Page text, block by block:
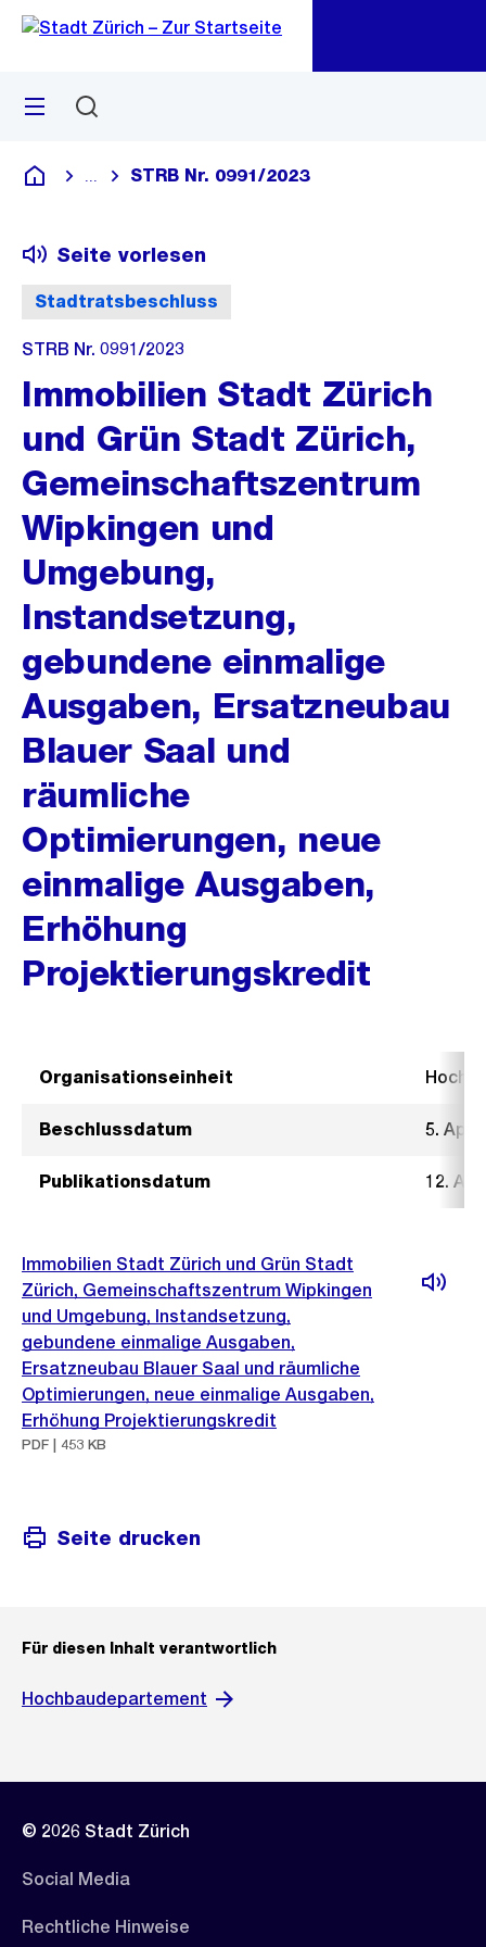
Navigation
Sprunglink
Menü
Deutsch
Blende alle Breadcrumbs ein
STRB Nr. 0991/2023
Stadtratsbeschluss
Seite vorlesen
STRB Nr. 0991/2023
Immobilien Stadt Zürich
und Grün Stadt Zürich,
Gemeinschaftszentrum
Wipkingen und
Umgebung,
Instandsetzung,
gebundene einmalige
Ausgaben, Ersatzneubau
Blauer Saal und
räumliche
Optimierungen, neue
einmalige Ausgaben,
Erhöhung
Projektierungskredit
Organisationseinheit
Beschlussdatum 5. April
Publikationsdatum 12.
Immobilien Stadt Zürich und Grün Stadt
Zürich, Gemeinschaftszentrum Wipkingen
und Umgebung, Instandsetzung,
gebundene einmalige Ausgaben,
Ersatzneubau Blauer Saal und räumliche
Optimierungen, neue einmalige Ausgaben,
Erhöhung Projektierungskredit
PDF | 453 KB
Seite drucken
Für diesen Inhalt verantwortlich
Hochbaudepartement
© 2026 Stadt Zürich
Social Media
Rechtliche Hinweise